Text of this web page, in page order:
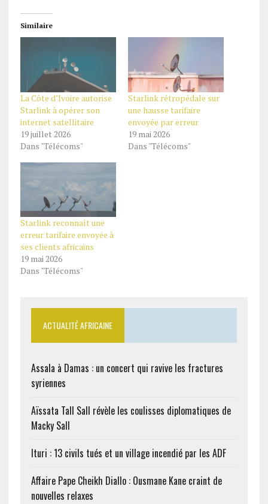
Similaire
La Côte d’Ivoire autorise
Starlink à opérer son
internet satellitaire
19 juillet 2026
Dans "Télécoms"
Starlink rétropédale sur
une hausse tarifaire
envoyée par erreur
19 mai 2026
Dans "Télécoms"
Starlink reconnaît une
erreur tarifaire envoyée à
ses clients africains
19 mai 2026
Dans "Télécoms"
ACTUALITÉ AFRICAINE
Assala à Damas : un concert qui ravive les fractures
syriennes
Aïssata Tall Sall révèle les coulisses diplomatiques de
Macky Sall
Ituri : 13 civils tués et un village incendié par les ADF
Affaire Pape Cheikh Diallo : Ousmane Kane craint de
nouvelles relaxes